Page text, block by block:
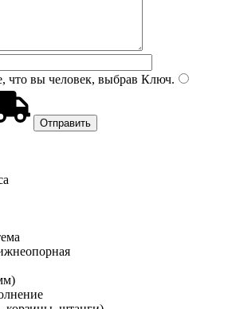
что вы человек, выбрав Ключ.